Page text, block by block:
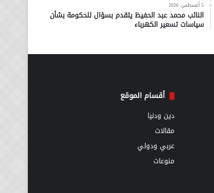
5 أغسطس، 2026
النائب محمد عبد الحفيظ يتقدم بسؤال للحكومة بشأن
سياسات تسعير الكهرباء
أقسام الموقع
دين ودنيا
مقالات
عربي ودولي
منوعات